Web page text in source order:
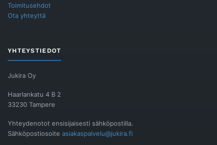
Toimitusehdot
Ota yhteyttä
YHTEYSTIEDOT
Jukira Oy
Haarlankatu 4 B 2
33230 Tampere
Yhteydenotot ensisijaisesti sähköpostilla.
Sähköpostiosoite asiakaspalvelu@jukira.fi